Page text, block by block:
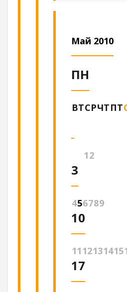
Май 2010
ПН
ВТСРЧТПТ
12
3
456789
10
1112131415
17